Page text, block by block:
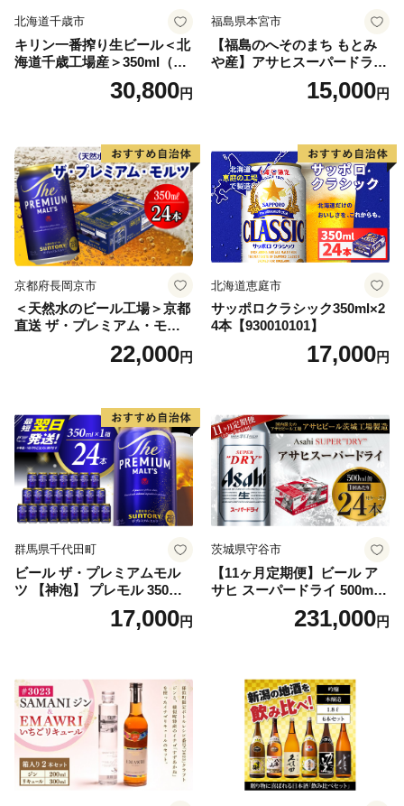
北海道千歳市
キリン一番搾り生ビール＜北
海道千歳工場産＞350ml（24
30,800円
福島県本宮市
【福島のへそのまち もとみ
や産】アサヒスーパードライ
350ml×24本 合計8.4L 1ケー
ス アルコール度数5% 缶ビー
口 送料無料 カメイ 本宮市
【07214-0206】
15,000円
京都府長岡京市
＜天然水のビール工場＞京都
直送 ザ・プレミアム・モル
ツ 350ml×24本 プレモル [149
22,000円
北海道恵庭市
サッポロクラシック350ml×2
4本【930010101】
17,000円
群馬県千代田町
ビール ザ・プレミアムモル
ツ 【神泡】 プレモル 350ml
× 24本 サントリー〈天然水の
ビール工場〉群馬※沖縄・離
17,000円
茨城県守谷市
【11ヶ月定期便】ビール ア
サヒ スーパードライ 500ml 2
4本 1ケース×11ヶ月 | アサヒ
ビール 究極の辛口 酒 お酒 ア
uper dry 11回 缶ビール 缶 ギ
フト 内祝い 茨城県守谷市 送
料無料
231,000円